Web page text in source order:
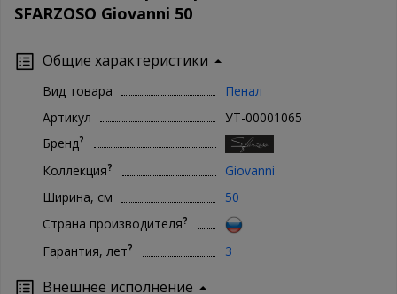
SFARZOSO Giovanni 50
Общие характеристики
Вид товара
Пенал
Артикул
УТ-00001065
Бренд?
Коллекция?
Giovanni
Ширина, см
50
Страна производителя?
Гарантия, лет? 3
Внешнее исполнение